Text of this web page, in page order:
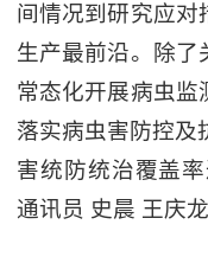
间情况到研究应对
生产最前沿。除了
常态化开展病虫监
落实病虫害防控及
害统防统治覆盖
通讯员 史晨 王庆龙